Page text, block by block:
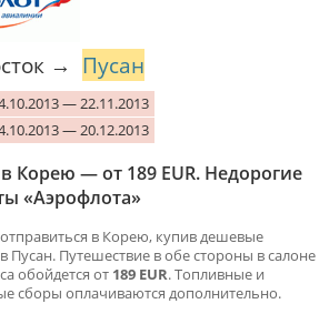
→ Пусан
— 22.11.2013
— 20.12.2013
Корею — от 189 EUR. Недорогие
«Аэрофлота»
в Корею, купив дешевые
Пусан. Путешествие в обе стороны в салоне
обойдется от 189 EUR. Топливные и
сборы оплачиваются дополнительно.